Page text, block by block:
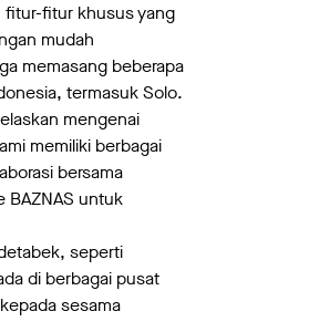
fitur-fitur khusus yang
mudah
memasang beberapa
termasuk Solo.
mengenai
memiliki berbagai
bersama
BAZNAS untuk
seperti
di berbagai pusat
sesama